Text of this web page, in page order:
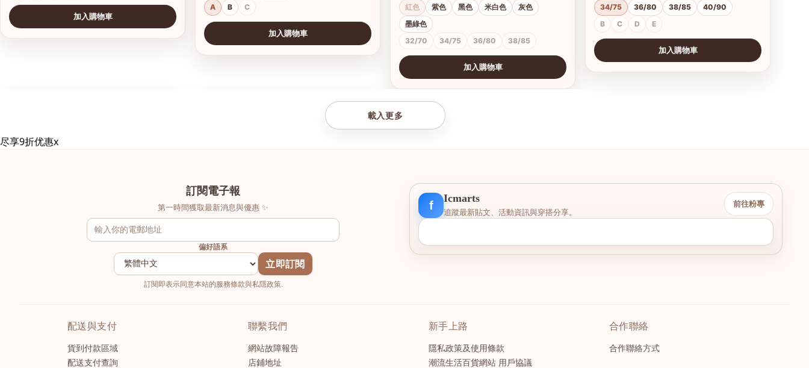
加入購物車
A
B C
加入購物車
紅色 紫色 黑色 米白色
灰色
墨綠色
32/70
34/75 36/80 38/85
加入購物車
34/75
36/80 38/85
40/90
B
C D E
加入購物車
載入更多
尽享9折优惠x
訂閱電子報
第一時間獲取最新消息與優惠 ✨
偏好語系
立即訂閱
訂閱即表示同意本站的服務條款與私隱政策.
f
Icmarts
追蹤最新貼文、活動資訊與穿搭分享。
前往粉專
配送與支付
貨到付款區域
配送支付查詢
聯繫我們
網站故障報告
店鋪地址
新手上路
隱私政策及使用條款
潮流生活百貨網站 用戶協議
合作聯絡
合作聯絡方式